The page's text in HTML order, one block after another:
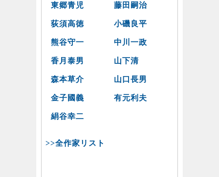
東郷青児 藤田嗣治
荻須高徳 小磯良平
熊谷守一 中川一政
香月泰男 山下清
森本草介 山口長男
金子國義 有元利夫
絹谷幸二
>>全作家リスト